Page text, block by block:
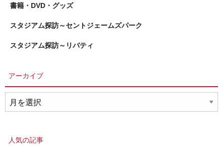
書籍・DVD・グッズ
スタジアム探訪～セントジェームズパーク
スタジアム探訪～リバティ
アーカイブ
ー
人気の記事